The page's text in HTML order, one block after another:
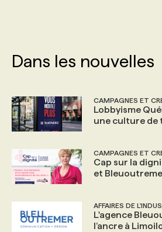
ANNONCEZ AVEC NOUS
Dans les nouvelles
CAMPAGNES ET
Lobbyisme
une culture de
CAMPAGNES ET
Cap sur la
et
AFFAIRES DE
L'agence
l’ancre à